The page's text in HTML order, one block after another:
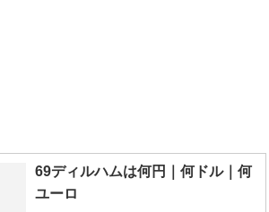
69ディルハムは何円｜何ドル｜何
ユーロ